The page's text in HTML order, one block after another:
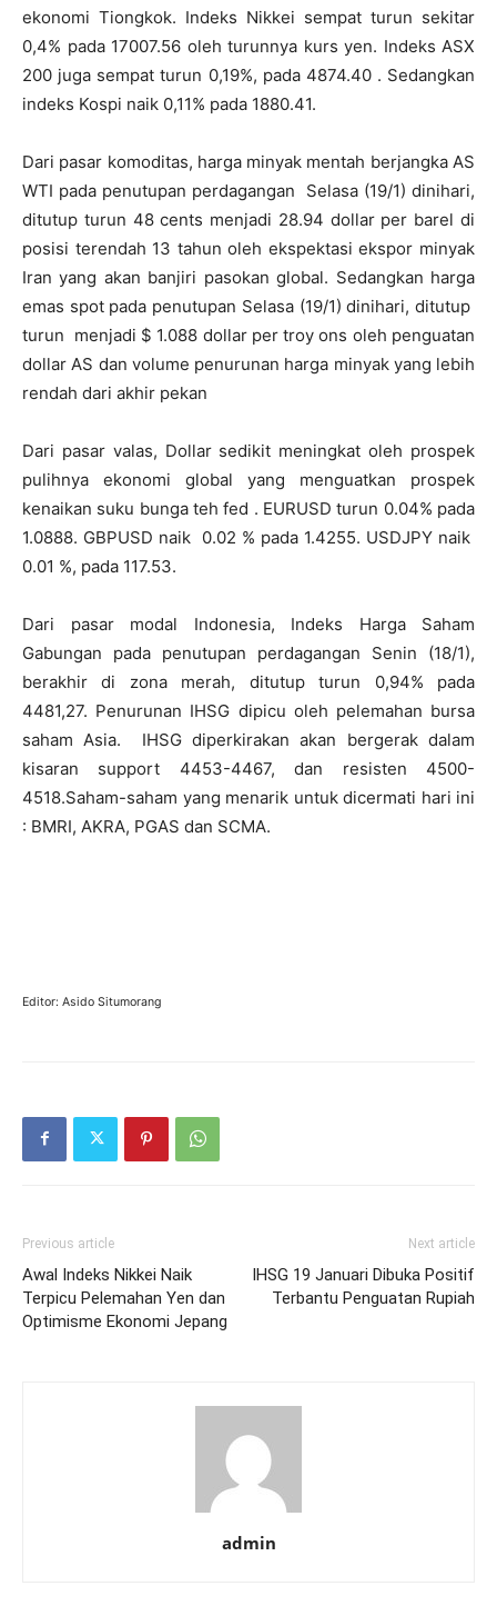
ekonomi Tiongkok. Indeks Nikkei sempat turun sekitar
0,4% pada 17007.56 oleh turunnya kurs yen. Indeks ASX
200 juga sempat turun 0,19%, pada 4874.40 . Sedangkan
indeks Kospi naik 0,11% pada 1880.41.
Dari pasar komoditas, harga minyak mentah berjangka AS
WTI pada penutupan perdagangan Selasa (19/1) dinihari,
ditutup turun 48 cents menjadi 28.94 dollar per barel di
posisi terendah 13 tahun oleh ekspektasi ekspor minyak
Iran yang akan banjiri pasokan global. Sedangkan harga
emas spot pada penutupan Selasa (19/1) dinihari, ditutup
turun menjadi $ 1.088 dollar per troy ons oleh penguatan
dollar AS dan volume penurunan harga minyak yang lebih
rendah dari akhir pekan
Dari pasar valas, Dollar sedikit meningkat oleh prospek
pulihnya ekonomi global yang menguatkan prospek
kenaikan suku bunga teh fed . EURUSD turun 0.04% pada
1.0888. GBPUSD naik 0.02 % pada 1.4255. USDJPY naik
0.01 %, pada 117.53.
Dari pasar modal Indonesia, Indeks Harga Saham
Gabungan pada penutupan perdagangan Senin (18/1),
berakhir di zona merah, ditutup turun 0,94% pada
4481,27. Penurunan IHSG dipicu oleh pelemahan bursa
saham Asia. IHSG diperkirakan akan bergerak dalam
kisaran support 4453-4467, dan resisten 4500-
4518.Saham-saham yang menarik untuk dicermati hari ini
: BMRI, AKRA, PGAS dan SCMA.
Editor: Asido Situmorang
Previous article
Awal Indeks Nikkei Naik
Terpicu Pelemahan Yen dan
Optimisme Ekonomi Jepang
Next article
IHSG 19 Januari Dibuka Positif
Terbantu Penguatan Rupiah
admin